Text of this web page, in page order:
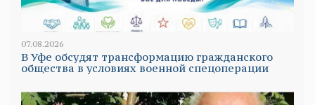
07.08.2026
В Уфе обсудят трансформацию гражданского
общества в условиях военной спецоперации